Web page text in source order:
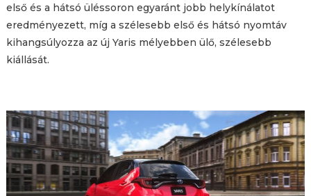
első és a hátsó üléssoron egyaránt jobb helykínálatot
eredményezett, míg a szélesebb első és hátsó nyomtáv
kihangsúlyozza az új Yaris mélyebben ülő, szélesebb
kiállását.